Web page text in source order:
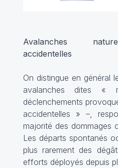
Avalanches
accidentelles
On distingue en général
avalanches dites «
déclenchements
accidentelles » –,
majorité des dommages
Les départs spontanés
plus rarement des
efforts déployés depuis